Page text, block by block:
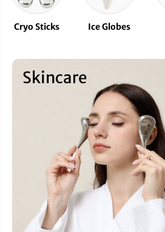
Cryo Sticks Ice Globes
Skincare